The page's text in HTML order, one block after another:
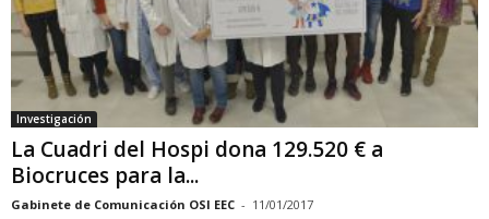
Investigación
La Cuadri del Hospi dona 129.520 € a
Biocruces para la...
Gabinete de Comunicación OSI EEC - 11/01/2017